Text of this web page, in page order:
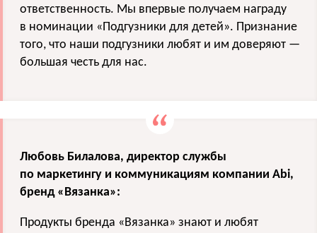
ответственность. Мы впервые получаем награду
в номинации «Подгузники для детей». Признание
того, что наши подгузники любят и им доверяют —
большая честь для нас.
Любовь Билалова, директор службы
по маркетингу и коммуникациям компании Abi,
бренд «Вязанка»:
Продукты бренда «Вязанка» знают и любят